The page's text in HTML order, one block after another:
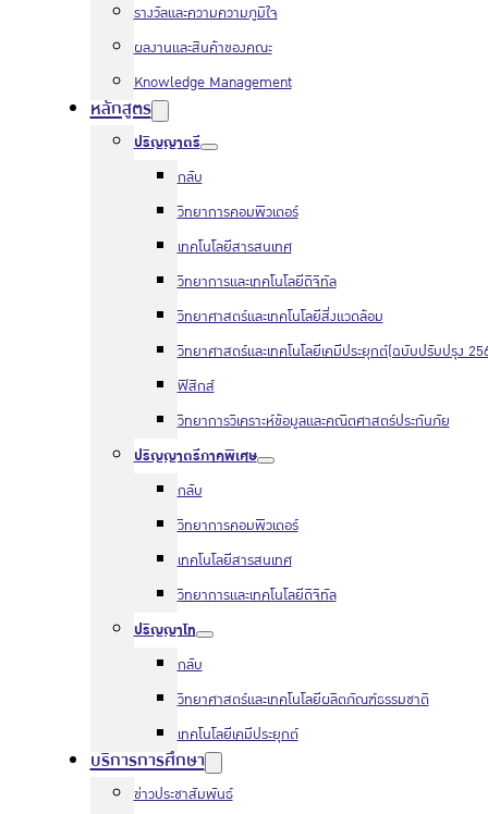
รางวัลและความความภูมิใจ
ผลงานและสินค้าของคณะ
Knowledge Management
หลักสูตร
ปริญญาตรี
กลับ
วิทยาการคอมพิวเตอร์
เทคโนโลยีสารสนเทศ
วิทยาการและเทคโนโลยีดิจิทัล
วิทยาศาสตร์และเทคโนโลยีสิ่งแวดล้อม
วิทยาศาสตร์และเทคโนโลยีเคมีประยุกต์(ฉบับปรับปรุง
ฟิสิกส์
วิทยาการวิเคราะห์ข้อมูลและคณิตศาสตร์ประกันภัย
ปริญญาตรีภาคพิเศษ
กลับ
วิทยาการคอมพิวเตอร์
เทคโนโลยีสารสนเทศ
วิทยาการและเทคโนโลยีดิจิทัล
ปริญญาโท
กลับ
วิทยาศาสตร์และเทคโนโลยีผลิตภัณฑ์ธรรมชาติ
เทคโนโลยีเคมีประยุกต์
บริการการศึกษา
ข่าวประชาสัมพันธ์